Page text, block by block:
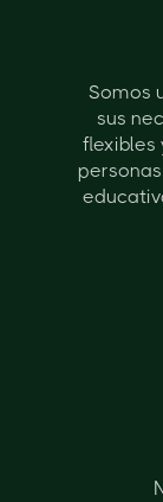
Somos
sus
flexibles